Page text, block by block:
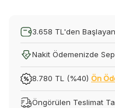
3.658 TL'den Başlayan
Nakit Ödemenizde
8.780 TL (%40) Ön
Öngörülen Teslimat